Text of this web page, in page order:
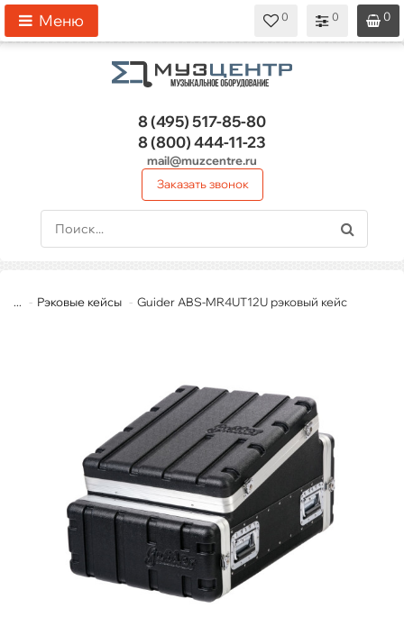
0
0
0
Меню
8 (495)517-85-80
8 (800)444-11-23
mail@muzcentre.ru
Заказать звонок
... Рэковые кейсы Guider ABS-MR4UT12U рэковый кейс